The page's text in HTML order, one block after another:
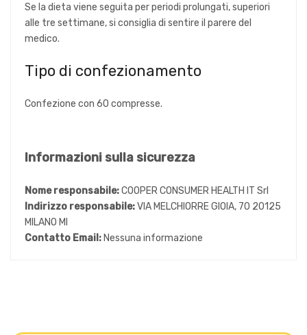
Se la dieta viene seguita per periodi prolungati, superiori
alle tre settimane, si consiglia di sentire il parere del
medico.
Tipo di confezionamento
Confezione con 60 compresse.
Informazioni sulla sicurezza
Nome responsabile:COOPER CONSUMER HEALTH IT Srl
Indirizzo responsabile:VIA MELCHIORRE GIOIA, 70 20125
MILANO MI
Contatto Email: Nessuna informazione